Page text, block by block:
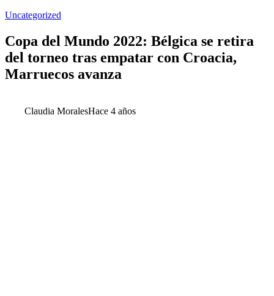
Uncategorized
Copa del Mundo 2022: Bélgica se retira
del torneo tras empatar con Croacia,
Marruecos avanza
Claudia MoralesHace 4 años